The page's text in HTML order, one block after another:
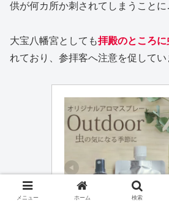
供が何カ所か刺されてしまうことに
大宝八幡宮としても拝殿のところ
れており、参拝客へ注意を促してい
メニュー ホーム 検索